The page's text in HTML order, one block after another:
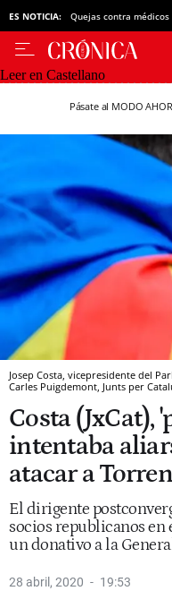
ES NOTICIA: Quejas contra médicos
Leer en Castellano
Pásate al MODO
Josep Costa, vicepresidente del
Carles Puigdemont, Junts per
Costa (JxCat),
intentaba
atacar a
El dirigente
socios republicanos en
un donativo a la
28 abril, 2020 19:53